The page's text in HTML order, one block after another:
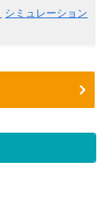
シミュレーション